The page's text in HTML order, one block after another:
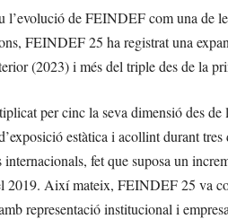
l’evolució de FEINDEF com una de
FEINDEF 25 ha registrat una
(2023) i més del triple des de la
per cinc la seva dimensió des
estàtica i acollint durant
internacionals, fet que suposa un
2019. Així mateix, FEINDEF 25 va
representació institucional i